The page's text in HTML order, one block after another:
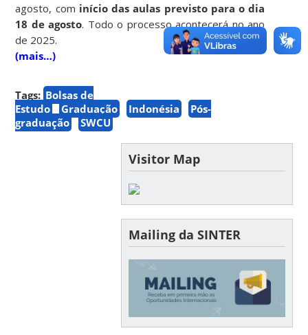
agosto, com início das aulas previsto para o dia
18 de agosto. Todo o processo acontecerá no ano
de 2025.
(mais…)
Tags: Bolsas de
Estudo
Graduação Indonésia
Pós-
graduação
SWCU
Visitor Map
Mailing da SINTER